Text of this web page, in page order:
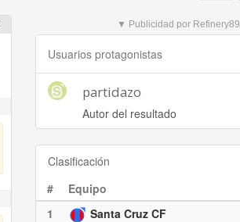
▼ Publicidad por Refinery89
Usuarios protagonistas
partidazo
Autor del resultado
Clasificación
#
Equipo
1
Santa Cruz CF